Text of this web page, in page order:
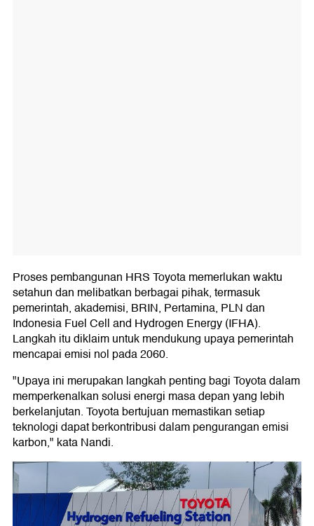
Proses pembangunan HRS Toyota memerlukan waktu
setahun dan melibatkan berbagai pihak, termasuk
pemerintah, akademisi, BRIN, Pertamina, PLN dan
Indonesia Fuel Cell and Hydrogen Energy (IFHA).
Langkah itu diklaim untuk mendukung upaya pemerintah
mencapai emisi nol pada 2060.
"Upaya ini merupakan langkah penting bagi Toyota dalam
memperkenalkan solusi energi masa depan yang lebih
berkelanjutan. Toyota bertujuan memastikan setiap
teknologi dapat berkontribusi dalam pengurangan emisi
karbon," kata Nandi.